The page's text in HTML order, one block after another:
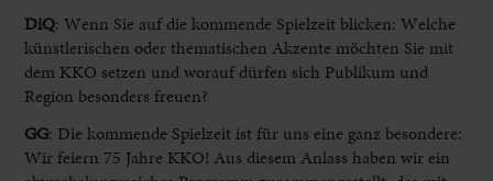
DiQ: Wenn Sie auf die kommende Spielzeit blicken: Welche
künstlerischen oder thematischen Akzente möchten Sie mit
dem KKO setzen und worauf dürfen sich Publikum und
Region besonders freuen?
GG: Die kommende Spielzeit ist für uns eine ganz besondere:
Wir feiern 75 Jahre KKO! Aus diesem Anlass haben wir ein